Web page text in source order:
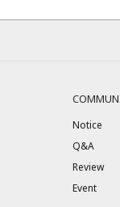
Notice
Q&A
Review
Event